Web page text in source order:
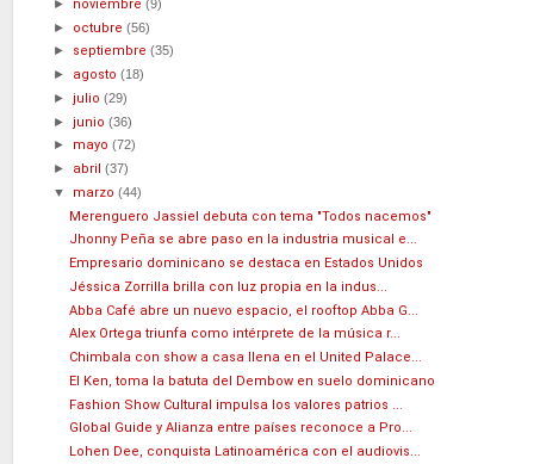
► noviembre(9)
► octubre(56)
► septiembre(35)
► agosto(18)
►julio(29)
►junio(36)
► mayo(72)
► abril(37)
▼ marzo(44)
Merenguero Jassiel debuta con tema "Todos nacemos"
Jhonny Peña se abre paso en la industria musical e...
Empresario dominicano se destaca en Estados Unidos
Jéssica Zorrilla brilla con luz propia en la indus...
Abba Café abre un nuevo espacio, el rooftop Abba G...
Alex Ortega triunfa como intérprete de la música r...
Chimbala con show a casa llena en el United Palace...
El Ken, toma la batuta del Dembow en suelo dominicano
Fashion Show Cultural impulsa los valores patrios ...
Global Guide y Alianza entre países reconoce a Pro...
Lohen Dee, conquista Latinoamérica con el audiovis...